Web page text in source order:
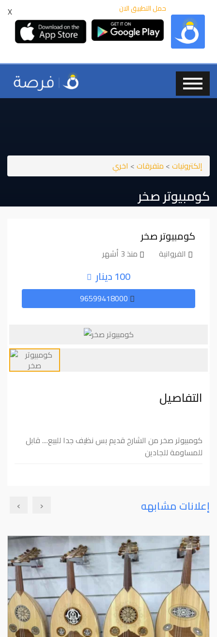
X حمل التطبيق الان
إلكترونيات> متفرقات> اخري
كومبيوتر صخر
كومبيوتر صخر
الفروانية منذ 3 أشهر
100 دينار
التفاصيل
كومبيوتر صخر من الشارخ قديم بس نظيف جدا للبيع.... قابل
للمساومة للجادين
إعلانات مشابهه ‹
›